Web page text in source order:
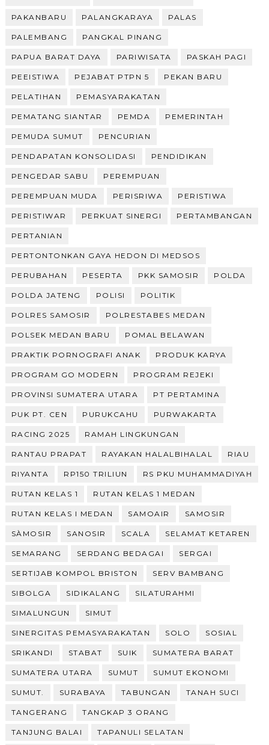
PAKANBARU PALANGKARAYA PALAS
PALEMBANG PANGKAL PINANG
PAPUA BARAT DAYA PARIWISATA PASKAH PAGI
PEEISTIWA PEJABAT PTPN 5 PEKAN BARU
PELATIHAN PEMASYARAKATAN
PEMATANG SIANTAR PEMDA PEMERINTAH
PEMUDA SUMUT PENCURIAN
PENDAPATAN KONSOLIDASI PENDIDIKAN
PENGEDAR SABU PEREMPUAN
PEREMPUAN MUDA PERISRIWA PERISTIWA
PERISTIWAR PERKUAT SINERGI PERTAMBANGAN
PERTANIAN
PERTONTONKAN GAYA HEDON DI MEDSOS
PERUBAHAN PESERTA PKK SAMOSIR POLDA
POLDA JATENG POLISI POLITIK
POLRES SAMOSIR POLRESTABES MEDAN
POLSEK MEDAN BARU POMAL BELAWAN
PRAKTIK PORNOGRAFI ANAK PRODUK KARYA
PROGRAM GO MODERN PROGRAM REJEKI
PROVINSI SUMATERA UTARA PT PERTAMINA
PUK PT. CEN PURUKCAHU PURWAKARTA
RACING 2025 RAMAH LINGKUNGAN
RANTAU PRAPAT RAYAKAN HALALBIHALAL RIAU
RIYANTA RP150 TRILIUN RS PKU MUHAMMADIYAH
RUTAN KELAS 1 RUTAN KELAS 1 MEDAN
RUTAN KELAS I MEDAN SAMOAIR SAMOSIR
SÀMOSIR SANOSIR SCALA SELAMAT KETAREN
SEMARANG SERDANG BEDAGAI SERGAI
SERTIJAB KOMPOL BRISTON SERV BAMBANG
SIBOLGA SIDIKALANG SILATURAHMI
SIMALUNGUN SIMUT
SINERGITAS PEMASYARAKATAN SOLO SOSIAL
SRIKANDI STABAT SUIK SUMATERA BARAT
SUMATERA UTARA SUMUT SUMUT EKONOMI
SUMUT. SURABAYA TABUNGAN TANAH SUCI
TANGERANG TANGKAP 3 ORANG
TANJUNG BALAI TAPANULI SELATAN